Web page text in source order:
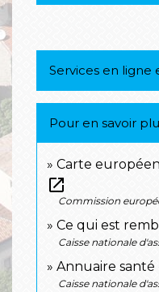
Services en ligne
Pour en savoir
Carte
open_in_new
Commission
Ce qui est
Caisse nationale
Annuaire santé
Caisse nationale